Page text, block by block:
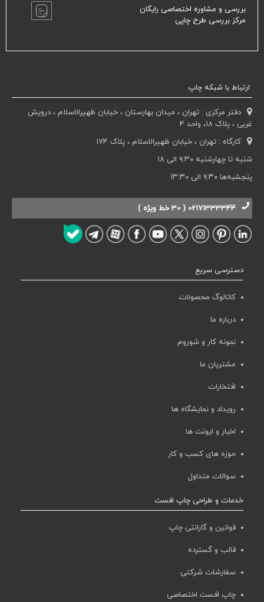
بررسی و مشاوره اختصاصی رایگان
مرکز بررسی طرح چاپی
دفتر مرکزی : تهران ، میدان بهارستان ، خیابان ظهیرالاسلام ، درویش
غربی ، پلاک 18، واحد 4
کارگاه : تهران ، خیابان ظهیرالاسلام ، پلاک 174
شنبه تا چهارشنبه ۹:۳۰ الی ۱۸
پنجشبه‌ها ۹:۳۰ الی ۱۳:۳۰
02171333344 ( 30 خط ویژه )
دسترسی سریع
کاتالوگ محصولات
درباره ما
نمونه کار و شوروم
مشتریان ما
افتخارات
رویداد و نمایشگاه ها
اخبار و ایونت ها
حوزه های کسب و کار
سوالات متداول
خدمات و طراحی چاپ افست
قوانین و گارانتی چاپ
قالب و گسترده
سفارشات شرکتی
چاپ افست اختصاصی